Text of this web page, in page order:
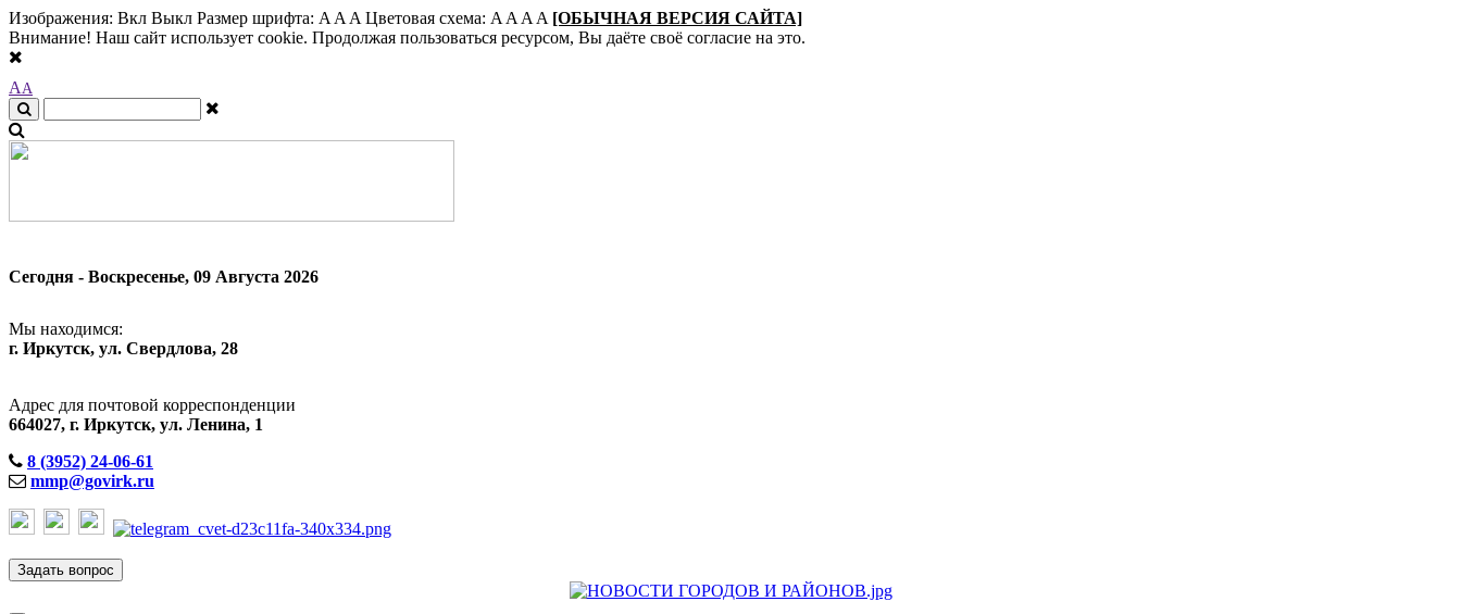
Изображения: Вкл Выкл Размер шрифта: A A A Цветовая схема: A A A A [ОБЫЧНАЯ ВЕРСИЯ САЙТА]
Внимание! Наш сайт использует cookie. Продолжая пользоваться ресурсом, Вы даёте своё согласие на это.
AA
Сегодня - Воскресенье, 09 Августа 2026
Мы находимся:
г. Иркутск, ул. Свердлова, 28
Адрес для почтовой корреспонденции
664027, г. Иркутск, ул. Ленина, 1
8 (3952) 24-06-61
mmp@govirk.ru
Задать вопрос